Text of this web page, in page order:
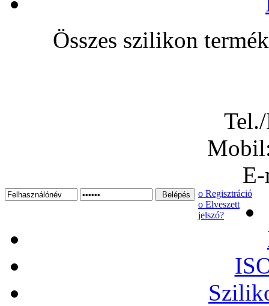
Összes szilikon
ο Regisztráció
ο Elveszett
jelszó?